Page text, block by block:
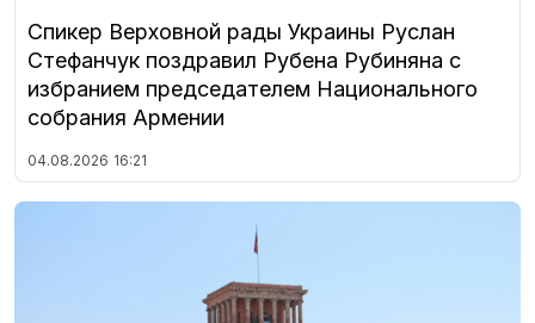
Спикер Верховной рады Украины Руслан
Стефанчук поздравил Рубена Рубиняна с
избранием председателем Национального
собрания Армении
04.08.2026 16:21